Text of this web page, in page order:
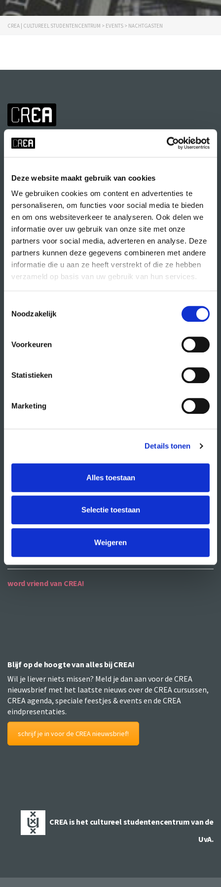
Deze website maakt gebruik van cookies
We gebruiken cookies om content en advertenties te
personaliseren, om functies voor social media te bieden
en om ons websiteverkeer te analyseren. Ook delen we
informatie over uw gebruik van onze site met onze
partners voor social media, adverteren en analyse. Deze
partners kunnen deze gegevens combineren met andere
informatie die u aan ze heeft verstrekt of die ze hebben
verzameld op basis van uw gebruik van hun services.
Noodzakelijk
Voorkeuren
Statistieken
Marketing
Details tonen
Alles toestaan
Selectie toestaan
Weigeren
CREA | CULTUREEL STUDENTENCENTRUM > EVENTS > NACHTGASTEN
Volg CREA ook
direct naar
agenda
wat doet CREA?
contact
word vriend van CREA!
Blijf op de hoogte van alles bij CREA!
Wil je liever niets missen? Meld je dan aan voor de CREA
nieuwsbrief met het laatste nieuws over de CREA cursussen,
CREA agenda, speciale feestjes & events en de CREA
eindpresentaties.
schrijf je in voor de CREA nieuwsbrief!
CREA is het cultureel studentencentrum van de
UvA.